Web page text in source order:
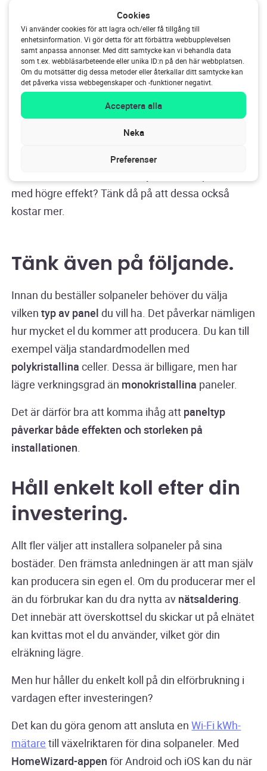
Cookies
Vi använder cookies för att lagra och/eller få tillgång till
enhetsinformation. Vi gör detta för att förbättra webbupplevelsen
samt anpassa annonser. Med ditt samtycke kan vi behandla data
som t.ex. webbläsarbeteende eller unika ID:n på den här webbplatsen.
Om du motsätter dig dessa metoder eller återkallar ditt samtycke kan
det påverka vissa webbegenskaper och -funktioner negativt.
Acceptera alla
Neka
Preferenser
du behöver för att vara självförsörjande, och hur
många paneler som får plats på ditt tak. Du är alltså
redan en bra bit på väg för att räkna ut hur många
solpaneler du faktiskt behöver. Men det sista
steget är att även ta hänsyn tilleffektenhos
solpanelerna.
Den maximala effekten hos solpaneler anges alltid i
. En standardpanel har vanligtvis en
med högre effekt? Tänk då på att dessa också
kostar mer.
Tänk även på följande.
Innan du beställer solpaneler behöver du välja
vilkentyp av panel du vill ha. Det påverkar nämligen
hur mycket el du kommer att producera. Du kan till
exempel välja standardmodellen med
polykristallina celler. Dessa är billigare, men har
lägre verkningsgrad än monokristallina paneler.
Det är därför bra att komma ihåg att paneltyp
påverkar både effekten och storleken på
installationen
Håll enkelt koll efter din
investering.
Allt fler väljer att installera solpaneler på sina
bostäder. Den främsta anledningen är att man själv
kan producera sin egen el. Om du producerar mer el
än du förbrukar kan du dra nytta av nätsaldering
Det innebär att överskottsel du skickar ut på elnätet
kan kvittas mot el du använder, vilket gör din
elräkning lägre.
Men hur håller du enkelt koll på din elförbrukning i
vardagen efter investeringen?
Det kan du göra genom att ansluta enWi-Fi kWh-
mätare till växelriktaren för dina solpaneler. Med
HomeWizard-appen för Android och iOS kan du när